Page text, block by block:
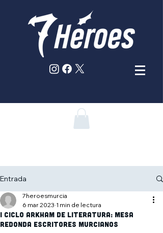
Entrada
I Ciclo Arkham de Literatura: Mesa
redonda escritores murcianos
7heroesmurcia
6 mar 2023 1 min de lectura